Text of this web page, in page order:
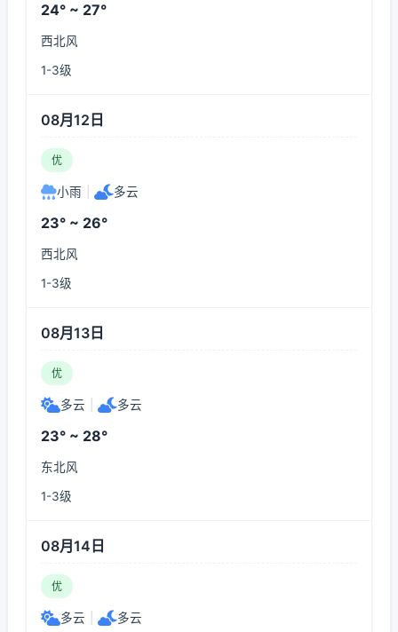
24° ~ 27°
西北风
1-3级
08月12日
优
小雨 多云
23° ~ 26°
西北风
1-3级
08月13日
优
多云 多云
23° ~ 28°
东北风
1-3级
08月14日
优
多云 多云